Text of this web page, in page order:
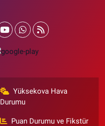
Yüksekova Hava
Durumu
Puan Durumu ve Fikstür